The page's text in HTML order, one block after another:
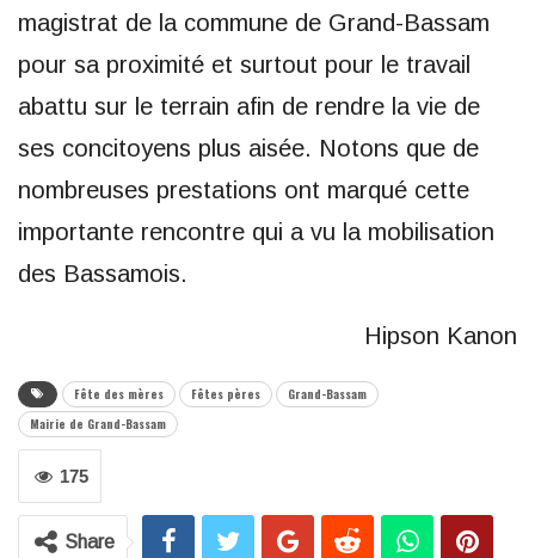
magistrat de la commune de Grand-Bassam
pour sa proximité et surtout pour le travail
abattu sur le terrain afin de rendre la vie de
ses concitoyens plus aisée. Notons que de
nombreuses prestations ont marqué cette
importante rencontre qui a vu la mobilisation
des Bassamois.
Hipson Kanon
Fête des mères Fêtes pères
Grand-Bassam
Mairie de Grand-Bassam
175
Share